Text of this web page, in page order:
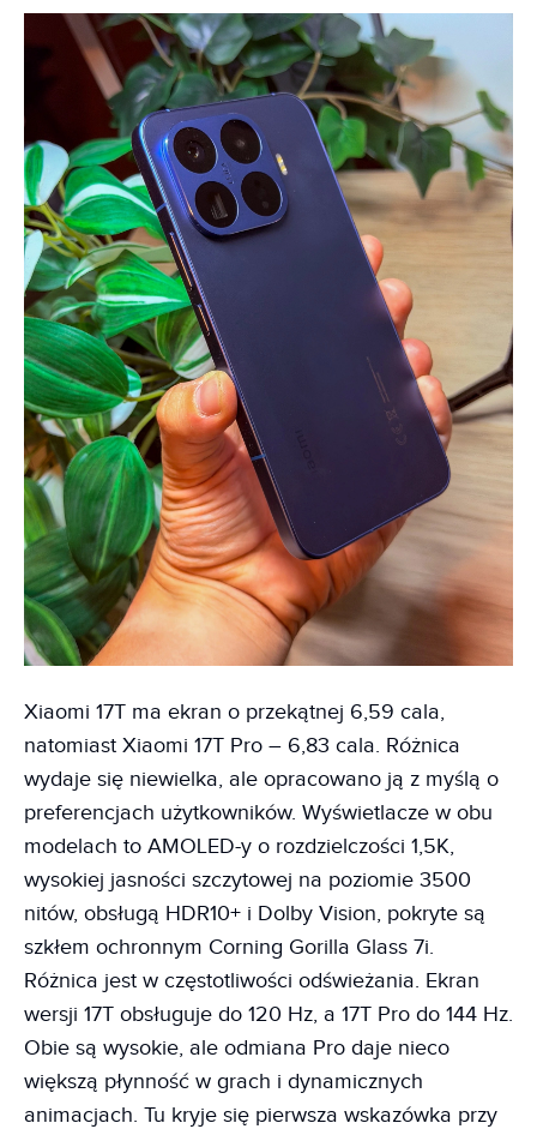
Xiaomi 17T ma ekran o przekątnej 6,59 cala,
natomiast Xiaomi 17T Pro – 6,83 cala. Różnica
wydaje się niewielka, ale opracowano ją z myślą o
preferencjach użytkowników. Wyświetlacze w obu
modelach to AMOLED-y o rozdzielczości 1,5K,
wysokiej jasności szczytowej na poziomie 3500
nitów, obsługą HDR10+ i Dolby Vision, pokryte są
szkłem ochronnym Corning Gorilla Glass 7i.
Różnica jest w częstotliwości odświeżania. Ekran
wersji 17T obsługuje do 120 Hz, a 17T Pro do 144 Hz.
Obie są wysokie, ale odmiana Pro daje nieco
większą płynność w grach i dynamicznych
animacjach. Tu kryje się pierwsza wskazówka przy